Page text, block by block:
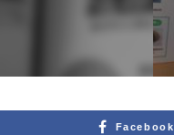
Facebook